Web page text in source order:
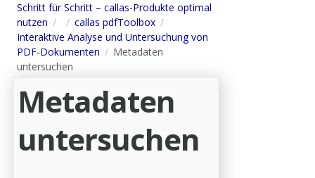
Schritt für Schritt – callas-Produkte optimal
nutzen
callas pdfToolbox
Interaktive Analyse und Untersuchung von
PDF-Dokumenten
Metadaten
untersuchen
Metadaten
untersuchen